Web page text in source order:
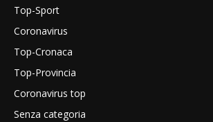
Top-Sport
Coronavirus
Top-Cronaca
Top-Provincia
Coronavirus top
Senza categoria